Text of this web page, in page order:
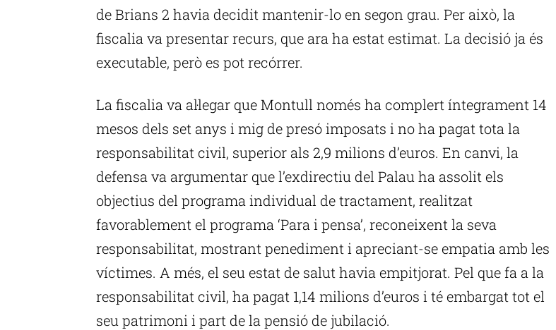
de Brians 2 havia decidit mantenir-lo en segon grau. Per això, la
fiscalia va presentar recurs, que ara ha estat estimat. La decisió ja és
executable, però es pot recórrer.
La fiscalia va al·legar que Montull només ha complert íntegrament 14
mesos dels set anys i mig de presó imposats i no ha pagat tota la
responsabilitat civil, superior als 2,9 milions d’euros. En canvi, la
defensa va argumentar que l’exdirectiu del Palau ha assolit els
objectius del programa individual de tractament, realitzat
favorablement el programa ‘Para i pensa’, reconeixent la seva
responsabilitat, mostrant penediment i apreciant-se empatia amb les
víctimes. A més, el seu estat de salut havia empitjorat. Pel que fa a la
responsabilitat civil, ha pagat 1,14 milions d’euros i té embargat tot el
seu patrimoni i part de la pensió de jubilació.